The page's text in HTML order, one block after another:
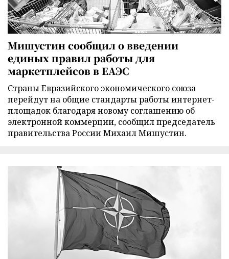
Мишустин сообщил о введении
единых правил работы для
маркетплейсов в ЕАЭС
Страны Евразийского экономического союза
перейдут на общие стандарты работы интернет-
площадок благодаря новому соглашению об
электронной коммерции, сообщил председатель
правительства России Михаил Мишустин.